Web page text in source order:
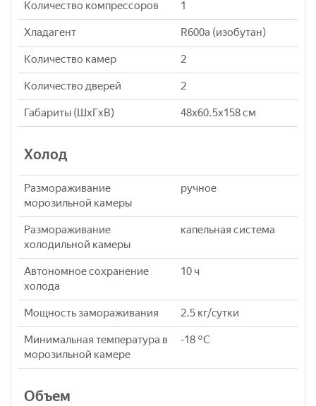
Количество компрессоров 1
Хладагент R600a (изобутан)
Количество камер 2
Количество дверей 2
Габариты (ШxГxВ) 48x60.5x158 см
Холод
Размораживание
морозильной камеры
ручное
Размораживание
холодильной камеры
капельная система
Автономное сохранение
холода
10 ч
Мощность замораживания 2.5 кг/cутки
Минимальная температура в
морозильной камере
-18 °C
Объем